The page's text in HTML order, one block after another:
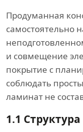
Продуманная
самостоятельно
и совмещение
покрытие с
соблюдать
ламинат не
1.1 Структура